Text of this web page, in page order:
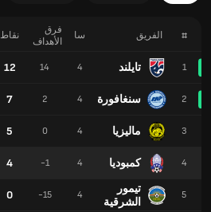
# الفريق
1 تايلند
2 سنغافورة
3 ماليزيا
4 كمبوديا
5
تيمور
الشرقية
سا
فرق
الأهداف
نقاط
4
14
12
4
2
7
4
0
5
4
-1
4
4
-15
0